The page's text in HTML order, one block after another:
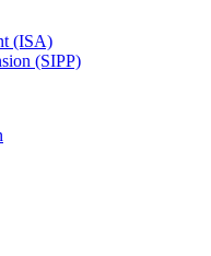
(ISA)
(SIPP)